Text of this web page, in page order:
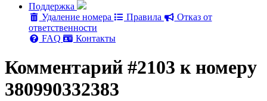
Поддержка
Удаление номера
Правила
Отказ от
ответственности
FAQ
Контакты
Комментарий #2103 к номеру
380990332383